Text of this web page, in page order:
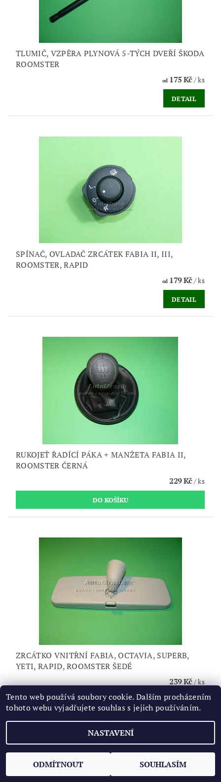
TLUMIČ, VZPĚRA PLYNOVÁ 5-TÝCH DVEŘÍ ŠKODA
ROOMSTER
od175 Kč/ ks
DETAIL
SPÍNAČ, OVLADAČ ZRCÁTEK FABIA II, III,
ROOMSTER, RAPID
od179 Kč/ ks
DETAIL
RUKOJEŤ ŘADÍCÍ PÁKA + MANŽETA FABIA II,
ROOMSTER ČERNÁ
229 Kč/ ks
ZRCÁTKO VNITŘNÍ FABIA, OCTAVIA, SUPERB,
YETI, RAPID, ROOMSTER ŠEDÉ
239 Kč/ ks
Tento web používá soubory cookie. Dalším procházením
tohoto webu vyjadřujete souhlas s jejich používáním.
NASTAVENÍ
ODMÍTNOUT SOUHLASÍM